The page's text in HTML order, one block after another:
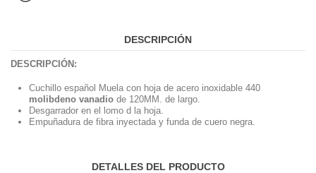
DESCRIPCIÓN
DESCRIPCIÓN:
Cuchillo español Muela con hoja de acero inoxidable 440
molibdeno vanadio de 120MM. de largo.
Desgarrador en el lomo d la hoja.
Empuñadura de fibra inyectada y funda de cuero negra.
DETALLES DEL PRODUCTO